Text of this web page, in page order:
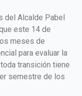
del Alcalde Pabel
este 14 de
meses de
para evaluar la
transición tiene
semestre de los